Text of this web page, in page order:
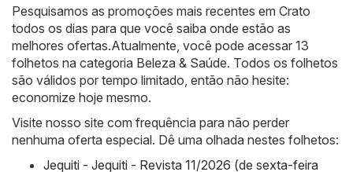
Pesquisamos as promoções mais recentes em Crato
todos os dias para que você saiba onde estão as
melhores ofertas.Atualmente, você pode acessar 13
folhetos na categoria Beleza & Saúde. Todos os folhetos
são válidos por tempo limitado, então não hesite:
economize hoje mesmo.
Visite nosso site com frequência para não perder
nenhuma oferta especial. Dê uma olhada nestes folhetos:
Jequiti - Jequiti - Revista 11/2026 (de sexta-feira